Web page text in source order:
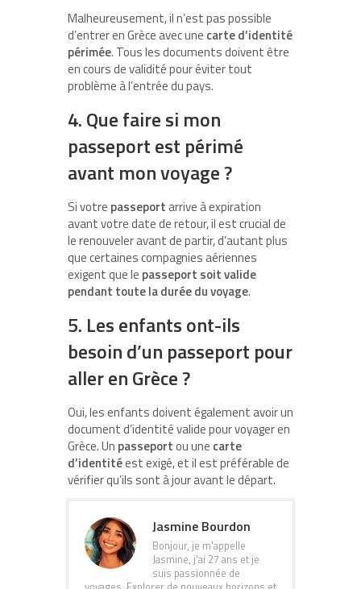
Malheureusement, il n’est pas possible
d’entrer en Grèce avec une carte d’identité
périmée. Tous les documents doivent être
en cours de validité pour éviter tout
problème à l’entrée du pays.
4. Que faire si mon
passeport est périmé
avant mon voyage ?
Si votre passeport arrive à expiration
avant votre date de retour, il est crucial de
le renouveler avant de partir, d’autant plus
que certaines compagnies aériennes
exigent que le passeport soit valide
pendant toute la durée du voyage.
5. Les enfants ont-ils
besoin d’un passeport pour
aller en Grèce ?
Oui, les enfants doivent également avoir un
document d’identité valide pour voyager en
Grèce. Un passeportou une carte
d’identitéest exigé, et il est préférable de
vérifier qu’ils sont à jour avant le départ.
Jasmine Bourdon
Bonjour, je m'appelle
Jasmine, j'ai 27 ans et je
suis passionnée de